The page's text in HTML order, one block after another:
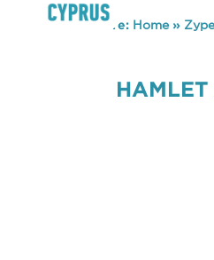
You are here: Home»
HAMLET